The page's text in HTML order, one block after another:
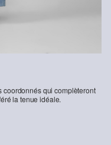
coordonnés qui complèteront
la tenue idéale.